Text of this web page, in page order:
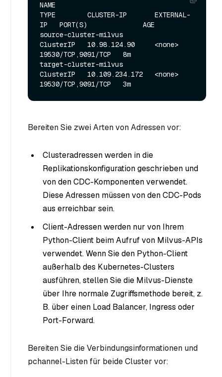
NAME
TYPE        CLUSTER-IP       EXTERNAL-
IP   PORT(S)              AGE
source-cluster-milvus
ClusterIP   10.98.124.90     <none>
19530/TCP,9091/TCP   8m
target-cluster-milvus
ClusterIP   10.109.234.172   <none>
Bereiten Sie zwei Arten von Adressen vor:
Clusteradressen werden in die
Replikationskonfiguration geschrieben und
von den CDC-Komponenten verwendet.
Diese Adressen müssen von den CDC-Pods
aus erreichbar sein.
Client-Adressen werden nur von Ihrem
Python-Client beim Aufruf von Milvus-APIs
verwendet. Wenn Sie den Python-Client
außerhalb des Kubernetes-Clusters
ausführen, stellen Sie die Milvus-Dienste
über Ihre normale Zugriffsmethode bereit, z.
B. über einen Load Balancer, Ingress oder
Port-Forward.
Bereiten Sie die Verbindungsinformationen und
pchannel-Listen für beide Cluster vor: